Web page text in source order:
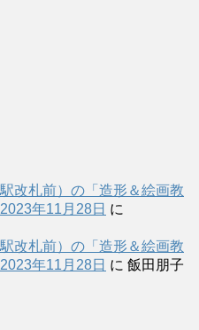
改札前）の「造形＆絵画教
年11月28日 に
改札前）の「造形＆絵画教
年11月28日 に 飯田朋子